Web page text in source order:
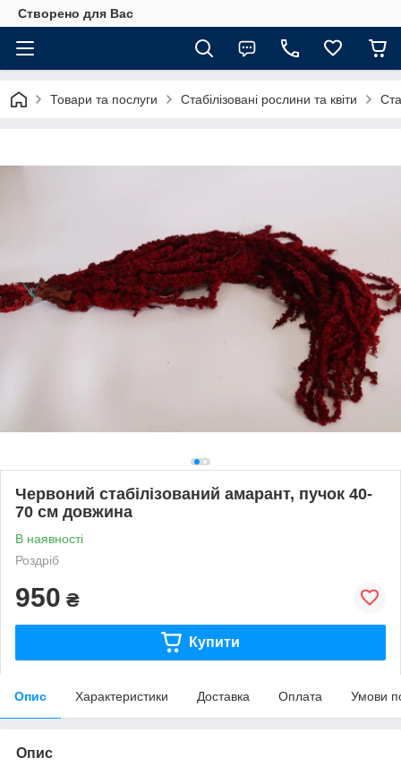
Створено для Вас
Товари та послуги Стабілізовані рослини та квіти
Червоний стабілізований амарант, пучок 40-
70 см довжина
В наявності
Роздріб
950 ₴
Купити
Опис Характеристики Доставка Оплата Умови
Опис